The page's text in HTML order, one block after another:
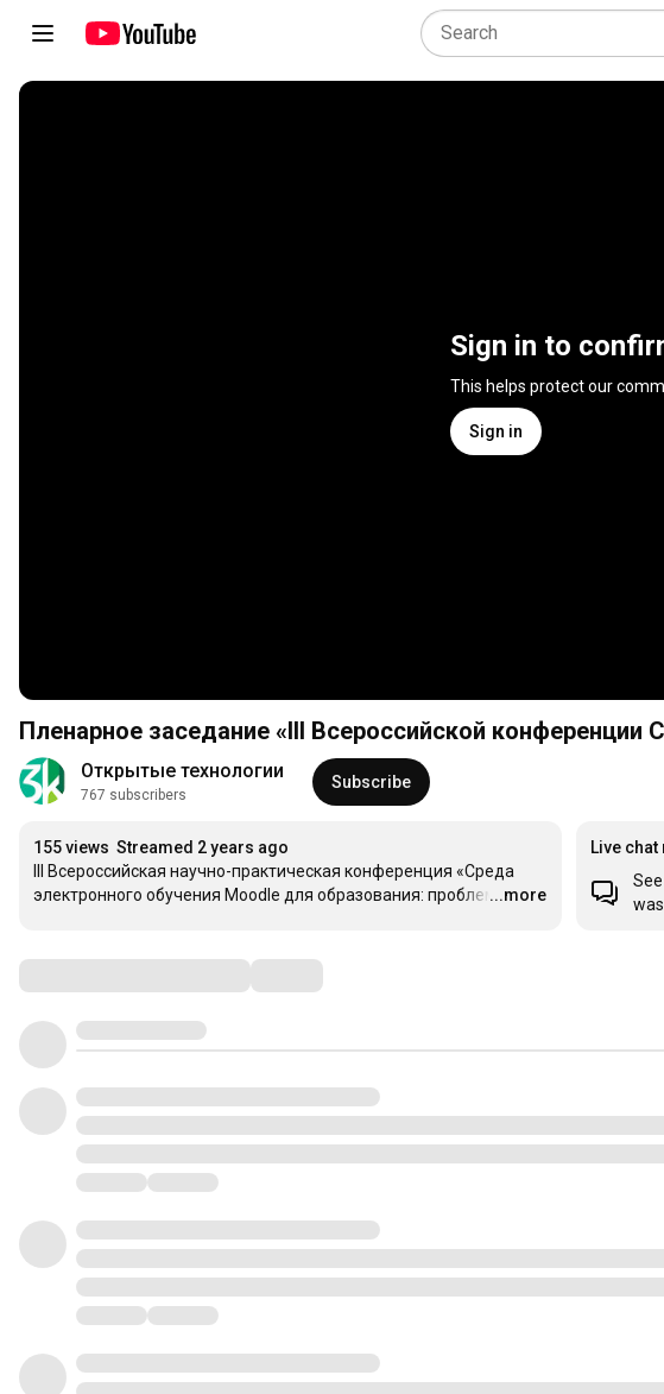
Sign in to
This helps protect our
Sign in
Пленарное заседание «III Всероссийской конференции
Открытые технологии
767 subscribers
Subscribe
155 views Streamed 2 years ago
III Всероссийская научно-практическая конференция «Среда
электронного обучения Moodle для образования: проблем…
...more
Live chat
was